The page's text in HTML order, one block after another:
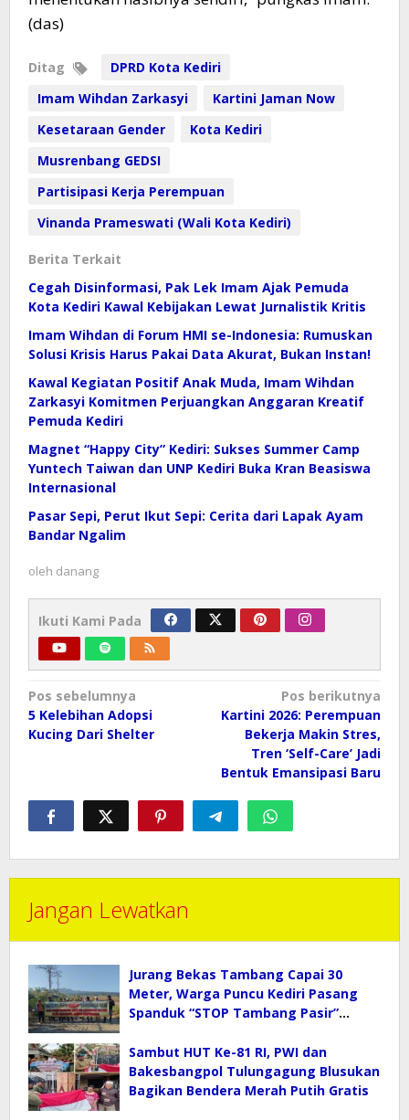
(das)
Ditag
DPRD Kota Kediri
Imam Wihdan Zarkasyi
Kartini Jaman Now
Kesetaraan Gender
Kota Kediri
Musrenbang GEDSI
Partisipasi Kerja Perempuan
Vinanda Prameswati (Wali Kota Kediri)
Berita Terkait
Cegah Disinformasi, Pak Lek Imam Ajak Pemuda
Kota Kediri Kawal Kebijakan Lewat Jurnalistik Kritis
Imam Wihdan di Forum HMI se-Indonesia: Rumuskan
Solusi Krisis Harus Pakai Data Akurat, Bukan Instan!
Kawal Kegiatan Positif Anak Muda, Imam Wihdan
Zarkasyi Komitmen Perjuangkan Anggaran Kreatif
Pemuda Kediri
Magnet “Happy City” Kediri: Sukses Summer Camp
Yuntech Taiwan dan UNP Kediri Buka Kran Beasiswa
Internasional
Pasar Sepi, Perut Ikut Sepi: Cerita dari Lapak Ayam
Bandar Ngalim
oleh danang
Ikuti Kami Pada
Navigasi
pos
Pos sebelumnya
5 Kelebihan Adopsi
Kucing Dari Shelter
Pos berikutnya
Kartini 2026: Perempuan
Bekerja Makin Stres,
Tren ‘Self-Care’ Jadi
Bentuk Emansipasi Baru
Jangan Lewatkan
Jurang Bekas Tambang Capai 30
Meter, Warga Puncu Kediri Pasang
Spanduk “STOP Tambang Pasir”
Sambut HUT Ke-81 RI, PWI dan
Bakesbangpol Tulungagung Blusukan
Bagikan Bendera Merah Putih Gratis